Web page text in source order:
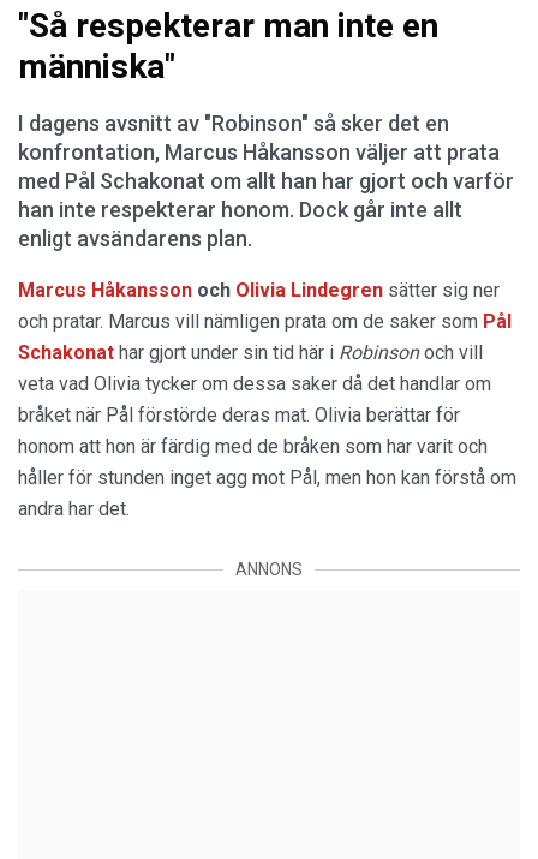
"Så respekterar man inte en
människa"
I dagens avsnitt av "Robinson" så sker det en
konfrontation, Marcus Håkansson väljer att prata
med Pål Schakonat om allt han har gjort och varför
han inte respekterar honom. Dock går inte allt
enligt avsändarens plan.
Marcus Håkansson och Olivia Lindegren sätter sig ner
och pratar. Marcus vill nämligen prata om de saker som Pål
Schakonat har gjort under sin tid här i Robinsonoch vill
veta vad Olivia tycker om dessa saker då det handlar om
bråket när Pål förstörde deras mat. Olivia berättar för
honom att hon är färdig med de bråken som har varit och
håller för stunden inget agg mot Pål, men hon kan förstå om
andra har det.
ANNONS